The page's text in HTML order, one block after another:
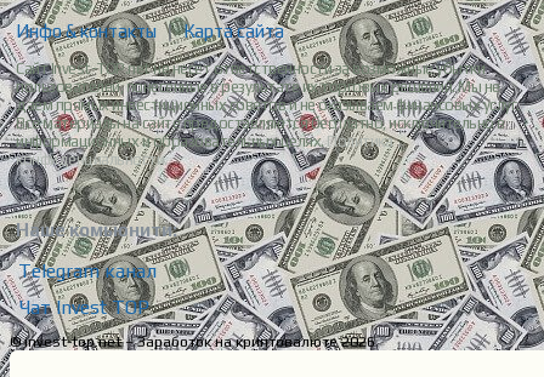
Инфо & контакты | Карта сайта
Сайт Invest-TOP.net не несет ответственности за возможные убытки
пользователей, понесенные в результате их торговых решений. Мы не
даем прямых инвестиционных советов и не оказываем финансовых услуг.
Все материалы на сайте предоставляются бесплатно, исключительно в
информационных и образовательных целях.Политика
конфиденциальности.
Наше комьюнити:
Telegram канал
Чат Invest TOP
© invest-top.net – Заработок на криптовалюте 2026